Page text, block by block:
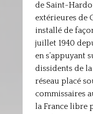
de Saint-
extérieures de
installé de
juillet 1940
en s’appuyant
dissidents de
réseau placé
commissaires
la France libre